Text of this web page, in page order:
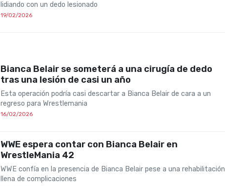
lidiando con un dedo lesionado
19/02/2026
Bianca Belair se someterá a una cirugía de dedo
tras una lesión de casi un año
Esta operación podría casi descartar a Bianca Belair de cara a un
regreso para Wrestlemania
16/02/2026
WWE espera contar con Bianca Belair en
WrestleMania 42
WWE confía en la presencia de Bianca Belair pese a una rehabilitación
llena de complicaciones